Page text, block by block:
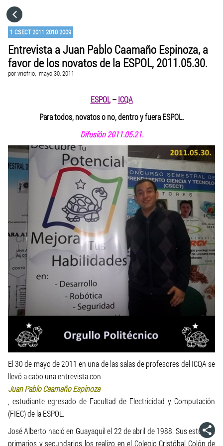
1 CSECT 2011 2010 2009
Entrevista a Juan Pablo Caamaño Espinoza, a
favor de los novatos de la ESPOL, 2011.05.30.
porvriofrio, mayo 30, 2011
ESPOL–ICQA
Para todos, novatos o no, dentro y fuera ESPOL.
Difusión 2011.05.21.
El 30 de mayo de 2011 en una de las salas de profesores del ICQA se
llevó a cabo una entrevista con
Juan Pablo Caamaño Espinoza
, estudiante egresado de Facultad de Electricidad y Computación
(FIEC) de la ESPOL.
José Alberto nació en Guayaquil el 22 de abril de 1988. Sus estudios
primarios y secundarios los realizo en el Colegio Cristóbal Colón de
CATEGORÍAS
VISITA EL SITIO WEB